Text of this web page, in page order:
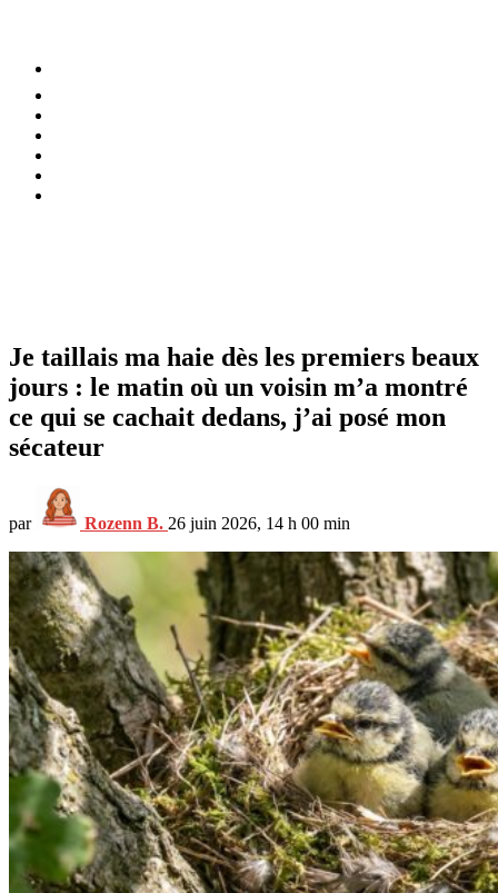
Je taillais ma haie dès les premiers beaux
jours : le matin où un voisin m’a montré
ce qui se cachait dedans, j’ai posé mon
sécateur
par Rozenn B. 26 juin 2026, 14 h 00 min